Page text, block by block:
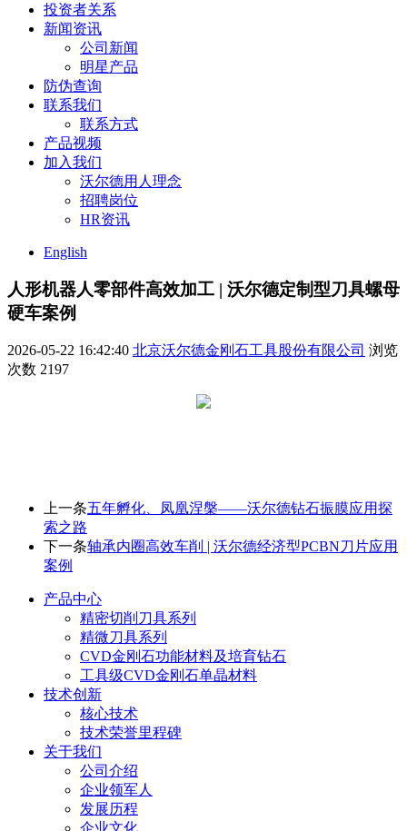
投资者关系
新闻资讯
公司新闻
明星产品
防伪查询
联系我们
联系方式
产品视频
加入我们
沃尔德用人理念
招聘岗位
HR资讯
English
人形机器人零部件高效加工 | 沃尔德定制型刀具螺母
硬车案例
2026-05-22 16:42:40 北京沃尔德金刚石工具股份有限公司 浏览
次数 2197
上一条五年孵化、凤凰涅槃——沃尔德钻石振膜应用探
索之路
下一条轴承内圈高效车削 | 沃尔德经济型PCBN刀片应用
案例
产品中心
精密切削刀具系列
精微刀具系列
CVD金刚石功能材料及培育钻石
工具级CVD金刚石单晶材料
技术创新
核心技术
技术荣誉里程碑
关于我们
公司介绍
企业领军人
发展历程